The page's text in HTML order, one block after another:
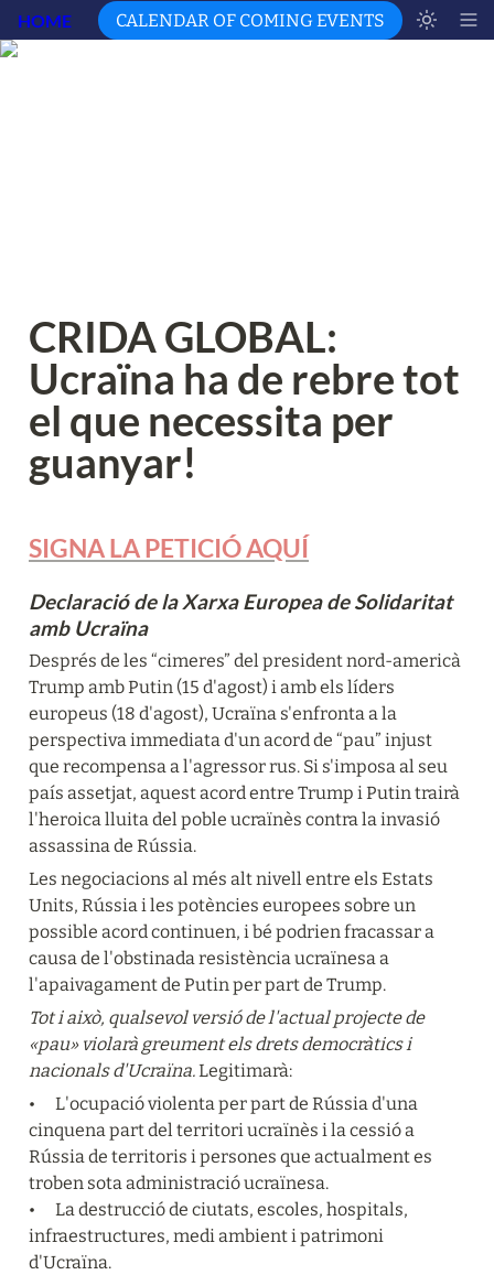
HOME CALENDAR OF COMING EVENTS
CRIDA GLOBAL:
Ucraïna ha de rebre tot
el que necessita per
guanyar!
SIGNA LA PETICIÓ AQUÍ
Declaració de la Xarxa Europea de Solidaritat
amb Ucraïna
Després de les “cimeres” del president nord-americà
Trump amb Putin (15 d'agost) i amb els líders
europeus (18 d'agost), Ucraïna s'enfronta a la
perspectiva immediata d'un acord de “pau” injust
que recompensa a l'agressor rus. Si s'imposa al seu
país assetjat, aquest acord entre Trump i Putin trairà
l'heroica lluita del poble ucraïnès contra la invasió
assassina de Rússia.
Les negociacions al més alt nivell entre els Estats
Units, Rússia i les potències europees sobre un
possible acord continuen, i bé podrien fracassar a
causa de l'obstinada resistència ucraïnesa a
l'apaivagament de Putin per part de Trump.
Tot i això, qualsevol versió de l'actual projecte de
«pau» violarà greument els drets democràtics i
nacionals d'Ucraïna. Legitimarà:
•	L'ocupació violenta per part de Rússia d'una
cinquena part del territori ucraïnès i la cessió a
Rússia de territoris i persones que actualment es
troben sota administració ucraïnesa.
•	La destrucció de ciutats, escoles, hospitals,
infraestructures, medi ambient i patrimoni
d'Ucraïna.